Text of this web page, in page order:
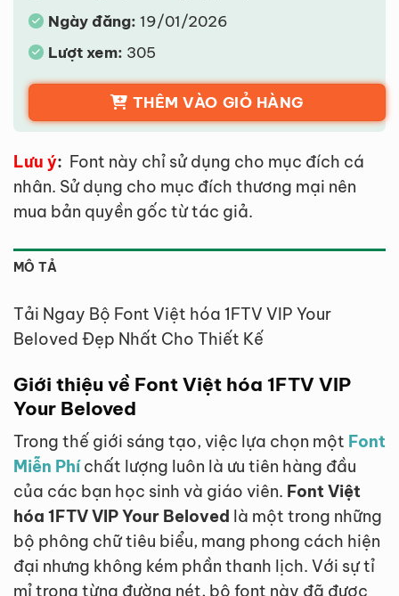
Ngày đăng: 19/01/2026
Lượt xem: 305
THÊM VÀO GIỎ HÀNG
Lưu ý: Font này chỉ sử dụng cho mục đích cá
nhân. Sử dụng cho mục đích thương mại nên
mua bản quyền gốc từ tác giả.
MÔ TẢ
Tải Ngay Bộ Font Việt hóa 1FTV VIP Your
Beloved Đẹp Nhất Cho Thiết Kế
Giới thiệu về Font Việt hóa 1FTV VIP
Your Beloved
Trong thế giới sáng tạo, việc lựa chọn một Font
Miễn Phíchất lượng luôn là ưu tiên hàng đầu
của các bạn học sinh và giáo viên. Font Việt
hóa 1FTV VIP Your Beloved là một trong những
bộ phông chữ tiêu biểu, mang phong cách hiện
đại nhưng không kém phần thanh lịch. Với sự tỉ
mỉ trong từng đường nét, bộ font này đã được